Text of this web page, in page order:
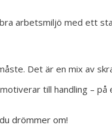
arbetsmiljö med ett
Det är en mix av
till handling – på
drömmer om!